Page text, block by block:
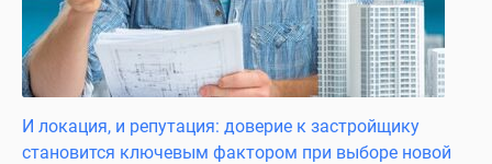
И локация, и репутация: доверие к застройщику
становится ключевым фактором при выборе новой